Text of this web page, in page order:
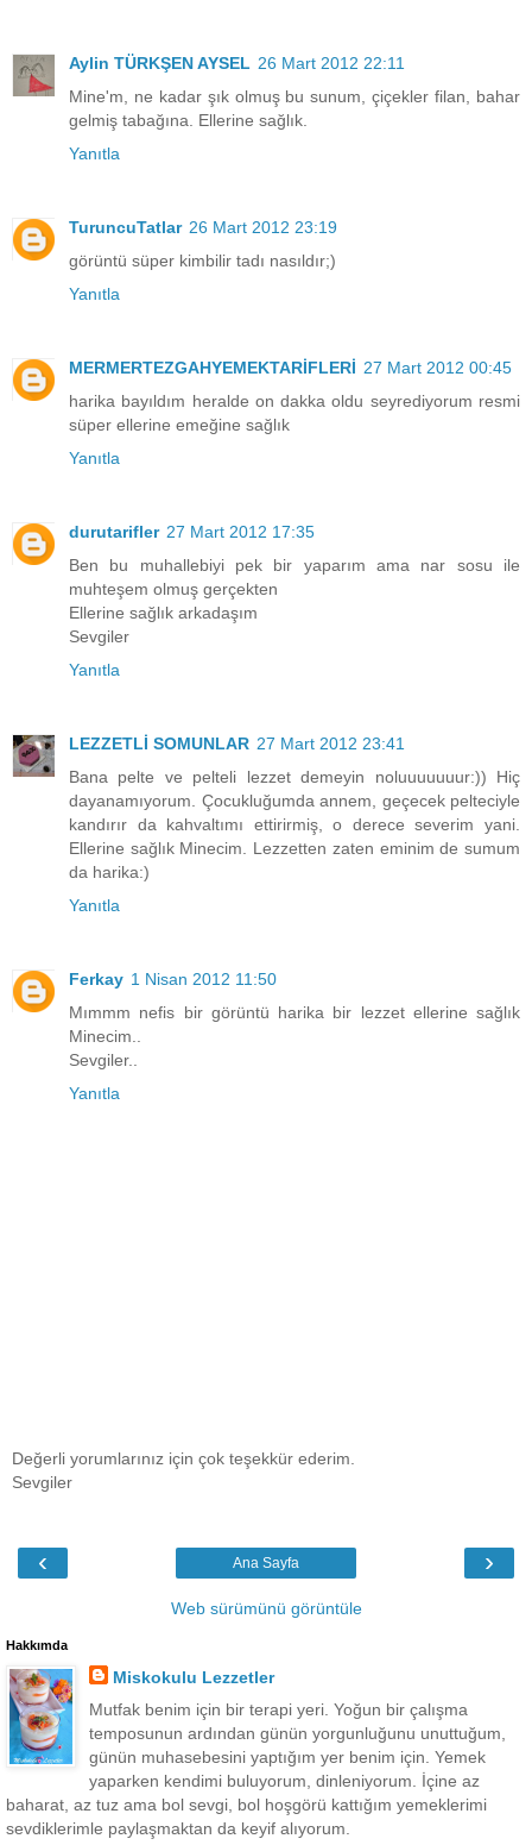
Aylin TÜRKŞEN AYSEL 26 Mart 2012 22:11
Mine'm, ne kadar şık olmuş bu sunum, çiçekler filan, bahar
gelmiş tabağına. Ellerine sağlık.
Yanıtla
TuruncuTatlar 26 Mart 2012 23:19
görüntü süper kimbilir tadı nasıldır;)
Yanıtla
MERMERTEZGAHYEMEKTARİFLERİ 27 Mart 2012 00:45
harika bayıldım heralde on dakka oldu seyrediyorum resmi
süper ellerine emeğine sağlık
Yanıtla
durutarifler 27 Mart 2012 17:35
Ben bu muhallebiyi pek bir yaparım ama nar sosu ile
muhteşem olmuş gerçekten
Ellerine sağlık arkadaşım
Sevgiler
Yanıtla
LEZZETLİ SOMUNLAR 27 Mart 2012 23:41
Bana pelte ve pelteli lezzet demeyin noluuuuuuur:)) Hiç
dayanamıyorum. Çocukluğumda annem, geçecek pelteciyle
kandırır da kahvaltımı ettirirmiş, o derece severim yani.
Ellerine sağlık Minecim. Lezzetten zaten eminim de sumum
da harika:)
Yanıtla
Ferkay 1 Nisan 2012 11:50
Mımmm nefis bir görüntü harika bir lezzet ellerine sağlık
Minecim..
Sevgiler..
Yanıtla
Değerli yorumlarınız için çok teşekkür ederim.
Sevgiler
‹ ›
Ana Sayfa
Web sürümünü görüntüle
Hakkımda
Miskokulu Lezzetler
Mutfak benim için bir terapi yeri. Yoğun bir çalışma
temposunun ardından günün yorgunluğunu unuttuğum,
günün muhasebesini yaptığım yer benim için. Yemek
yaparken kendimi buluyorum, dinleniyorum. İçine az
baharat, az tuz ama bol sevgi, bol hoşgörü kattığım yemeklerimi
sevdiklerimle paylaşmaktan da keyif alıyorum.